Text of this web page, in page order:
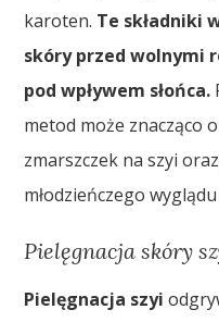
karoten. Te składniki
skóry przed wolnymi
pod wpływem słońca.
metod może znacząco
zmarszczek na szyi
młodzieńczego
Pielęgnacja skóry
Pielęgnacja szyi